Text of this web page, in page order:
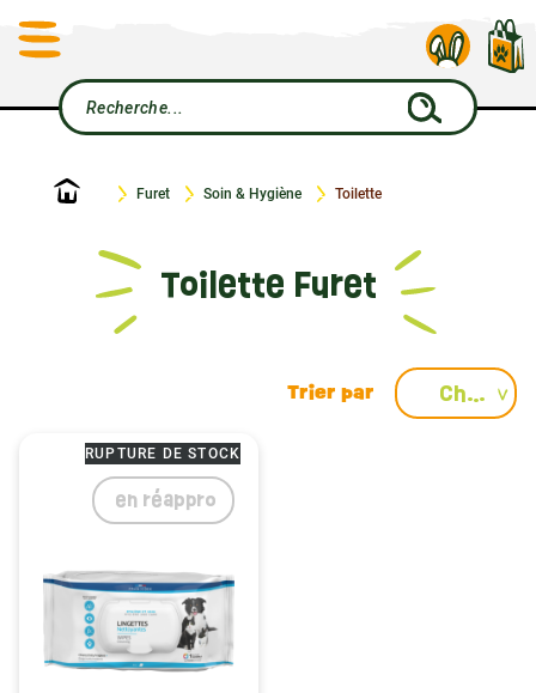
Accueil Furet Soin & Hygiène Toilette
Toilette Furet
Choisir
RUPTURE DE STOCK
en réappro